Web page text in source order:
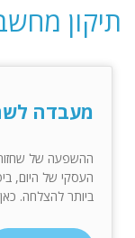
תיקון
מעבדה
ההשפעה של
העסקי של היום,
ביותר להצלחה.